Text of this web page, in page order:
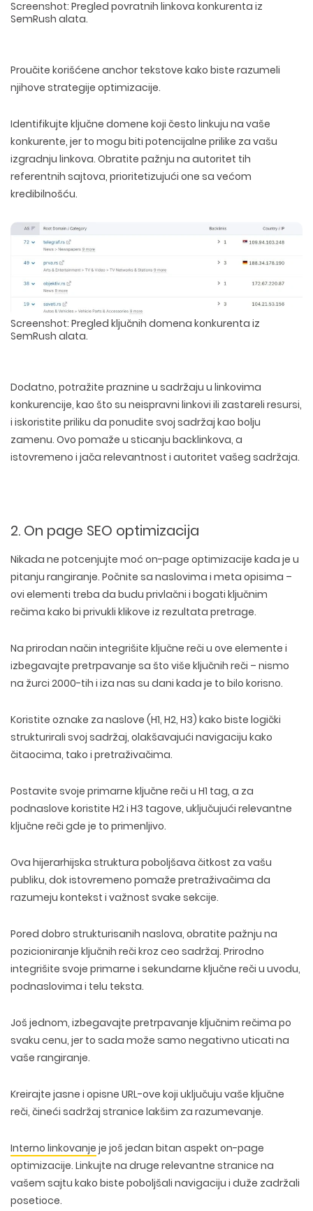
Screenshot: Pregled povratnih linkova konkurenta iz
SemRush alata.
Proučite korišćene anchor tekstove kako biste razumeli
njihove strategije optimizacije.
Identifikujte ključne domene koji često linkuju na vaše
konkurente, jer to mogu biti potencijalne prilike za vašu
izgradnju linkova. Obratite pažnju na autoritet tih
referentnih sajtova, prioritetizujući one sa većom
kredibilnošću.
Screenshot: Pregled ključnih domena konkurenta iz
SemRush alata.
Dodatno, potražite praznine u sadržaju u linkovima
konkurencije, kao što su neispravni linkovi ili zastareli resursi,
i iskoristite priliku da ponudite svoj sadržaj kao bolju
zamenu. Ovo pomaže u sticanju backlinkova, a
istovremeno i jača relevantnost i autoritet vašeg sadržaja.
2. On page SEO optimizacija
Nikada ne potcenjujte moć on-page optimizacije kada je u
pitanju rangiranje. Počnite sa naslovima i meta opisima –
ovi elementi treba da budu privlačni i bogati ključnim
rečima kako bi privukli klikove iz rezultata pretrage.
Na prirodan način integrišite ključne reči u ove elemente i
izbegavajte pretrpavanje sa što više ključnih reči – nismo
na žurci 2000-tih i iza nas su dani kada je to bilo korisno.
Koristite oznake za naslove (H1, H2, H3) kako biste logički
strukturirali svoj sadržaj, olakšavajući navigaciju kako
čitaocima, tako i pretraživačima.
Postavite svoje primarne ključne reči u H1 tag, a za
podnaslove koristite H2 i H3 tagove, uključujući relevantne
ključne reči gde je to primenljivo.
Ova hijerarhijska struktura poboljšava čitkost za vašu
publiku, dok istovremeno pomaže pretraživačima da
razumeju kontekst i važnost svake sekcije.
Pored dobro strukturisanih naslova, obratite pažnju na
pozicioniranje ključnih reči kroz ceo sadržaj. Prirodno
integrišite svoje primarne i sekundarne ključne reči u uvodu,
podnaslovima i telu teksta.
Još jednom, izbegavajte pretrpavanje ključnim rečima po
svaku cenu, jer to sada može samo negativno uticati na
vaše rangiranje.
Kreirajte jasne i opisne URL-ove koji uključuju vaše ključne
reči, čineći sadržaj stranice lakšim za razumevanje.
Interno linkovanje je još jedan bitan aspekt on-page
optimizacije. Linkujte na druge relevantne stranice na
vašem sajtu kako biste poboljšali navigaciju i duže zadržali
posetioce.